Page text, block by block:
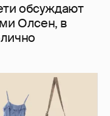
обсуждают
Олсен, в